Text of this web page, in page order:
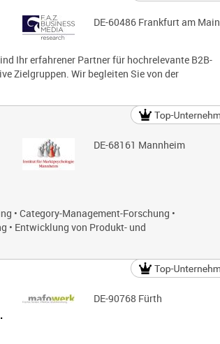
DE-60486 Frankfurt am Main
Ihr erfahrener Partner für hochrelevante B2B-
Zielgruppen. Wir begleiten Sie von der
DE-68161 Mannheim
• Category-Management-Forschung •
• Entwicklung von Produkt- und
DE-90768 Fürth